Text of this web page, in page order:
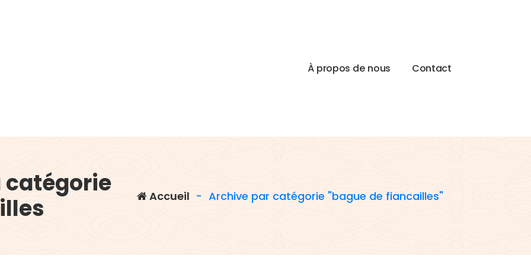
À propos de nous Contact
catégorie
Accueil - Archive par catégorie "bague de fiancailles"